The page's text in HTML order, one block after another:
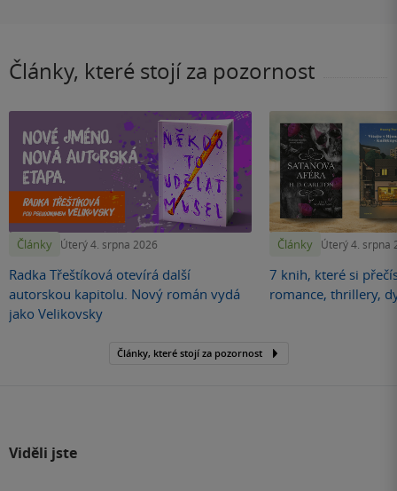
Články, které stojí za pozornost
Články Úterý 4. srpna 2026
Radka Třeštíková otevírá další
autorskou kapitolu. Nový román vydá
jako Velikovsky
Články Úterý 4. srpna
7 knih, které si
romance, thrillery,
Články, které stojí za pozornost
Viděli jste